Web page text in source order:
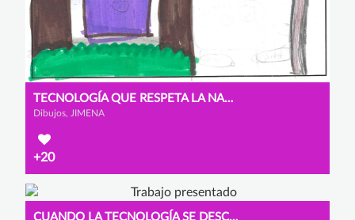
TECNOLOGÍA QUE RESPETA LA NATURALEZA
Dibujos, JIMENA
+20
CUANDO LA TECNOLOGÍA SE DESCONTROLA